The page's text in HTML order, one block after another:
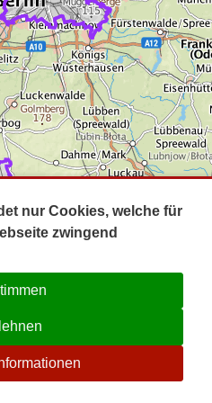
☉
nur Cookies, welche für
zwingend